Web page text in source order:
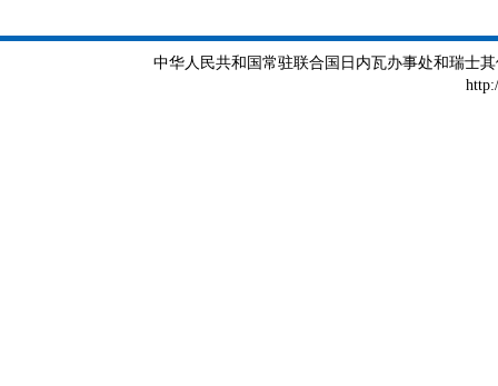
中华人民共和国常驻联合国日内瓦办事处和瑞士